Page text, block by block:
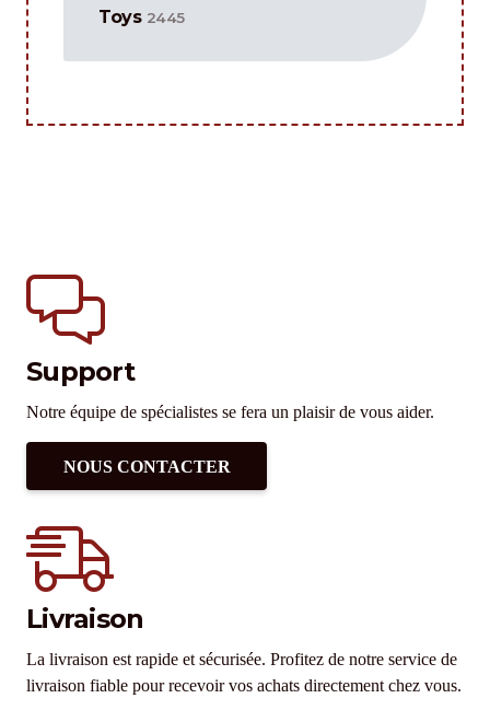
Toys 2445
Support
Notre équipe de spécialistes se fera un plaisir de vous aider.
NOUS CONTACTER
Livraison
La livraison est rapide et sécurisée. Profitez de notre service de
livraison fiable pour recevoir vos achats directement chez vous.